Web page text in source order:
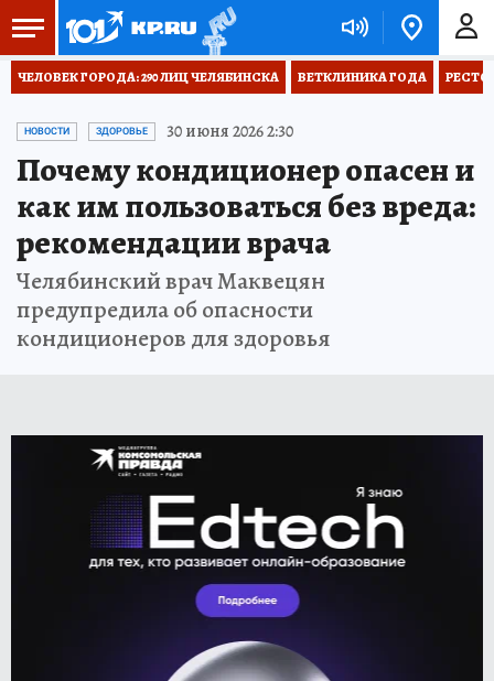
ЧЕЛОВЕК ГОРОДА: 290 ЛИЦ ЧЕЛЯБИНСКА ВЕТКЛИНИКА ГОДА
НОВОСТИ ЗДОРОВЬЕ 30 июня 2026 2:30
Почему кондиционер опасен и
как им пользоваться без вреда:
рекомендации врача
Челябинский врач Маквецян
предупредила об опасности
кондиционеров для здоровья